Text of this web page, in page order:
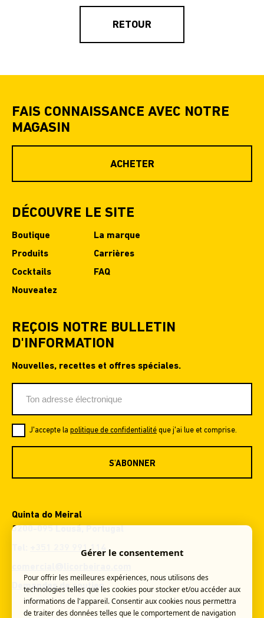
RETOUR
FAIS CONNAISSANCE AVEC NOTRE
MAGASIN
ACHETER
DÉCOUVRE LE SITE
Boutique
Produits
Cocktails
Nouveatez
La marque
Carrières
FAQ
REÇOIS NOTRE BULLETIN
D'INFORMATION
Nouvelles, recettes et offres spéciales.
J'accepte la politique de confidentialité que j'ai lue et comprise.
S'ABONNER
Quinta do Meiral
3200-095 Lousã, Portugal
+351 239 991 114
Demandes de soutien
Gérer le consentement
Pour offrir les meilleures expériences, nous utilisons des
technologies telles que les cookies pour stocker et/ou accéder aux
informations de l'appareil. Consentir aux cookies nous permettra
de traiter des données telles que le comportement de navigation